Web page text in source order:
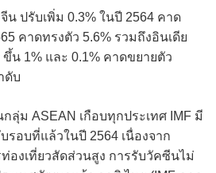
น ปรับเพิ่ม 0.3% ในปี 2564 คาด
คาดทรงตัว 5.6% รวมถึงอินเดีย
น 1% และ 0.1% คาดขยายตัว
ดับ
ลุ่ม ASEAN เกือบทุกประเทศ IMF มี
รอบที่แล้วในปี 2564 เนื่องจาก
องเที่ยวสัดส่วนสูง การรับวัคซีนไม่